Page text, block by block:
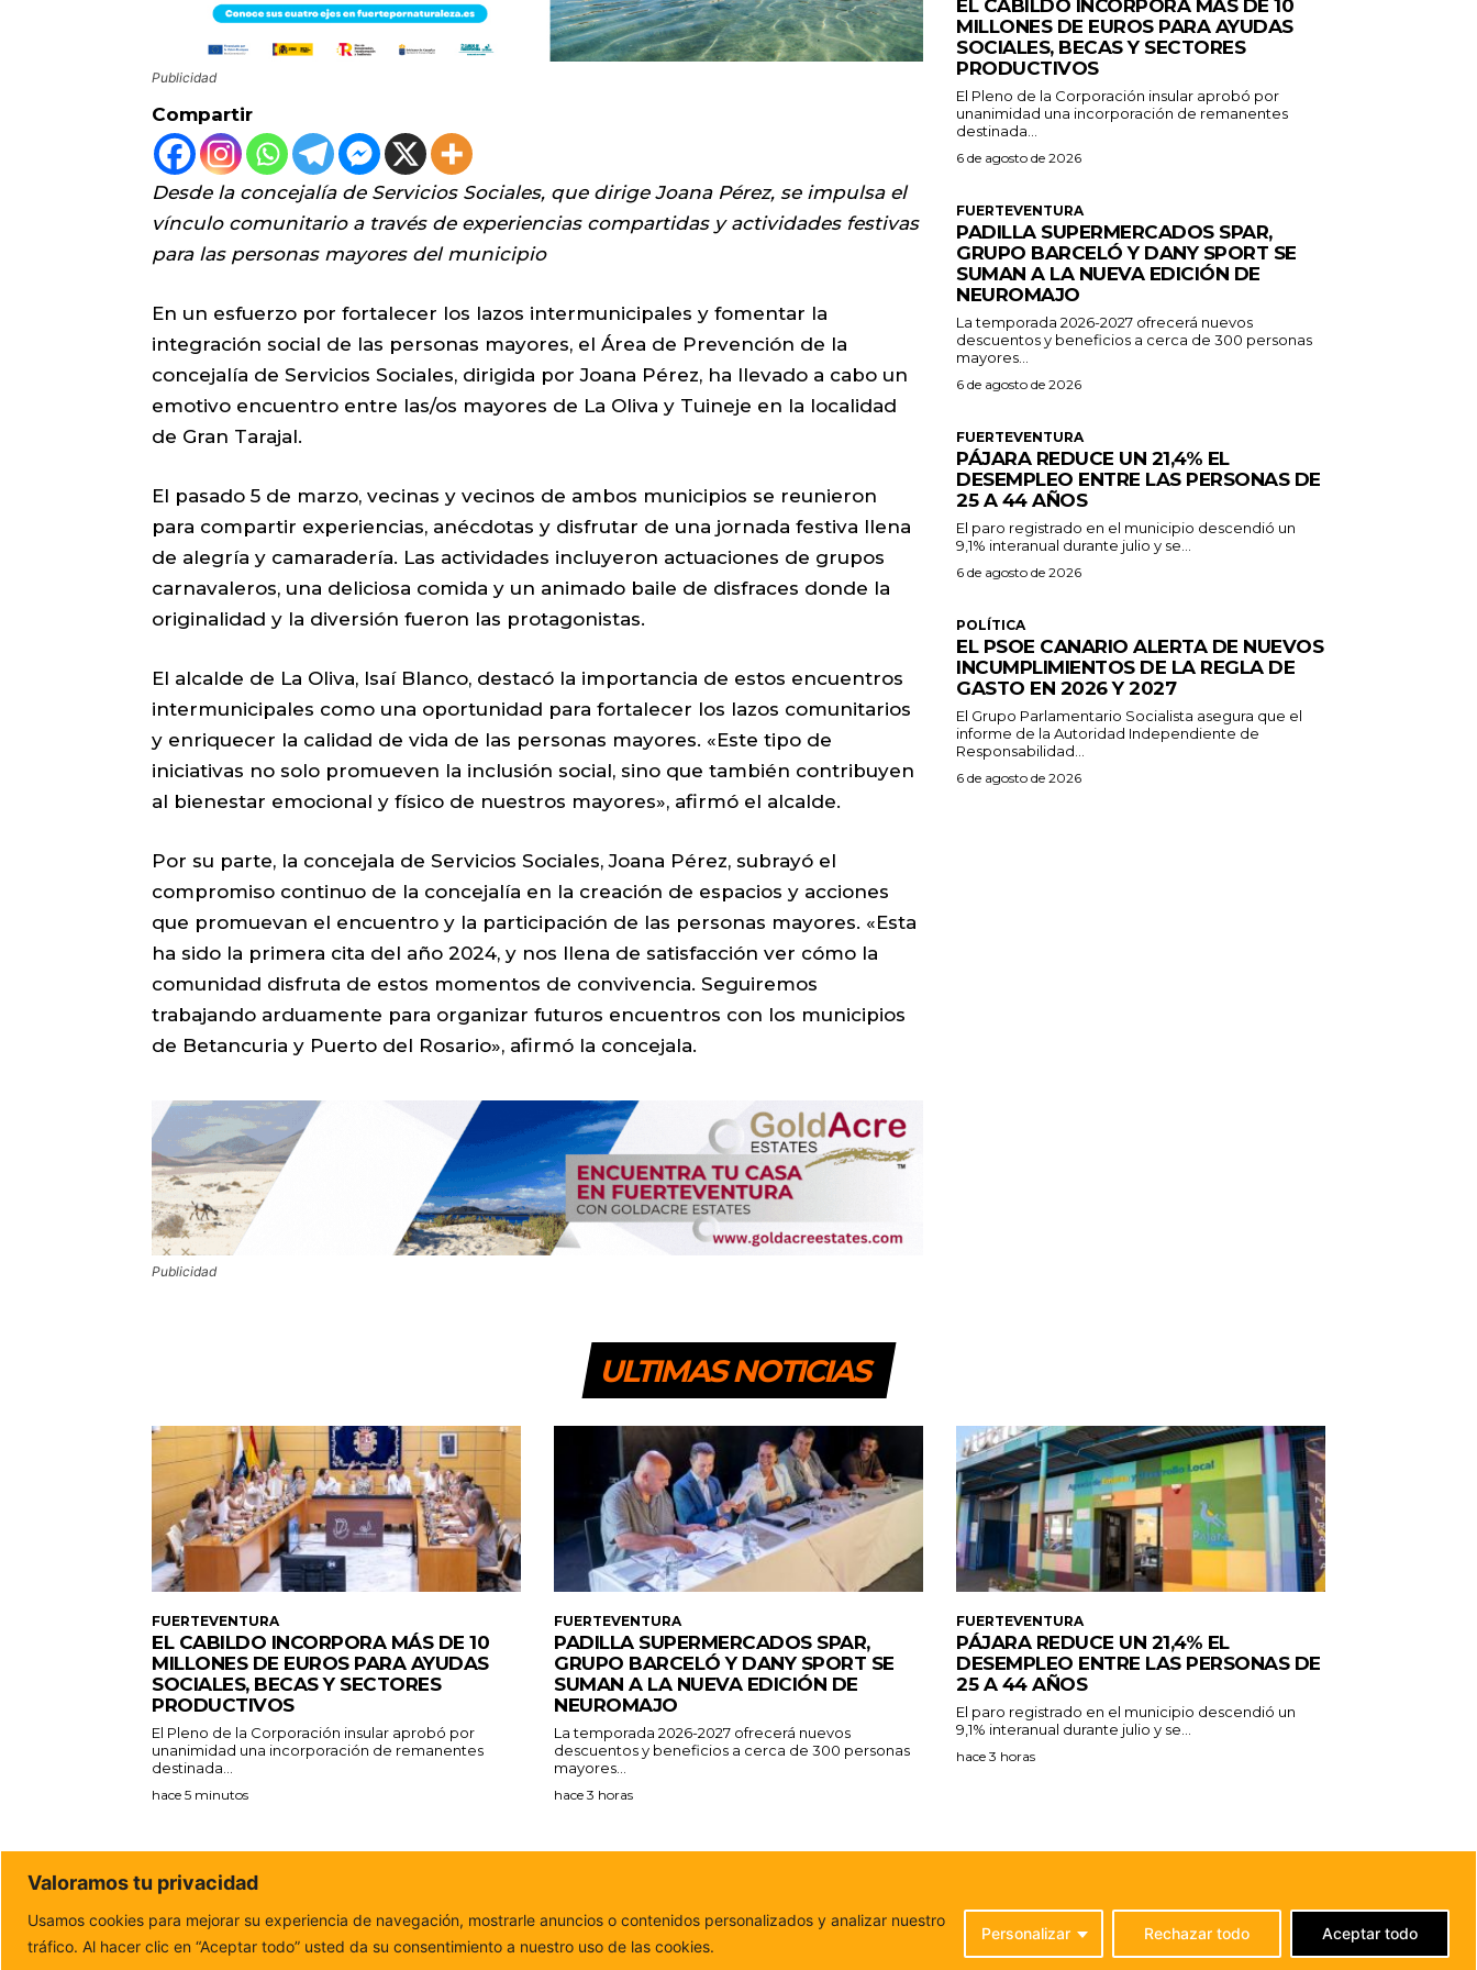
Publicidad
Compartir
Desde la concejalía de Servicios Sociales, que dirige Joana Pérez, se impulsa el
vínculo comunitario a través de experiencias compartidas y actividades festivas
para las personas mayores del municipio
En un esfuerzo por fortalecer los lazos intermunicipales y fomentar la
integración social de las personas mayores, el Área de Prevención de la
concejalía de Servicios Sociales, dirigida por Joana Pérez, ha llevado a cabo un
emotivo encuentro entre las/os mayores de La Oliva y Tuineje en la localidad
de Gran Tarajal.
El pasado 5 de marzo, vecinas y vecinos de ambos municipios se reunieron
para compartir experiencias, anécdotas y disfrutar de una jornada festiva llena
de alegría y camaradería. Las actividades incluyeron actuaciones de grupos
carnavaleros, una deliciosa comida y un animado baile de disfraces donde la
originalidad y la diversión fueron las protagonistas.
El alcalde de La Oliva, Isaí Blanco, destacó la importancia de estos encuentros
intermunicipales como una oportunidad para fortalecer los lazos comunitarios
y enriquecer la calidad de vida de las personas mayores. «Este tipo de
iniciativas no solo promueven la inclusión social, sino que también contribuyen
al bienestar emocional y físico de nuestros mayores», afirmó el alcalde.
Por su parte, la concejala de Servicios Sociales, Joana Pérez, subrayó el
compromiso continuo de la concejalía en la creación de espacios y acciones
que promuevan el encuentro y la participación de las personas mayores. «Esta
ha sido la primera cita del año 2024, y nos llena de satisfacción ver cómo la
comunidad disfruta de estos momentos de convivencia. Seguiremos
trabajando arduamente para organizar futuros encuentros con los municipios
de Betancuria y Puerto del Rosario», afirmó la concejala.
Publicidad
EL CABILDO INCORPORA MÁS DE 10
MILLONES DE EUROS PARA AYUDAS
SOCIALES, BECAS Y SECTORES
PRODUCTIVOS
El Pleno de la Corporación insular aprobó por
unanimidad una incorporación de remanentes
destinada...
6 de agosto de 2026
FUERTEVENTURA
PADILLA SUPERMERCADOS SPAR,
GRUPO BARCELÓ Y DANY SPORT SE
SUMAN A LA NUEVA EDICIÓN DE
NEUROMAJO
La temporada 2026-2027 ofrecerá nuevos
descuentos y beneficios a cerca de 300 personas
mayores...
6 de agosto de 2026
FUERTEVENTURA
PÁJARA REDUCE UN 21,4% EL
DESEMPLEO ENTRE LAS PERSONAS DE
25 A 44 AÑOS
El paro registrado en el municipio descendió un
9,1% interanual durante julio y se...
6 de agosto de 2026
POLÍTICA
EL PSOE CANARIO ALERTA DE NUEVOS
INCUMPLIMIENTOS DE LA REGLA DE
GASTO EN 2026 Y 2027
El Grupo Parlamentario Socialista asegura que el
informe de la Autoridad Independiente de
Responsabilidad...
6 de agosto de 2026
ULTIMAS NOTICIAS
FUERTEVENTURA
EL CABILDO INCORPORA MÁS DE 10
MILLONES DE EUROS PARA AYUDAS
SOCIALES, BECAS Y SECTORES
PRODUCTIVOS
El Pleno de la Corporación insular aprobó por
unanimidad una incorporación de remanentes
destinada...
hace 5 minutos
FUERTEVENTURA
PADILLA SUPERMERCADOS SPAR,
GRUPO BARCELÓ Y DANY SPORT SE
SUMAN A LA NUEVA EDICIÓN DE
NEUROMAJO
La temporada 2026-2027 ofrecerá nuevos
descuentos y beneficios a cerca de 300 personas
mayores...
hace 3 horas
FUERTEVENTURA
PÁJARA REDUCE UN 21,4% EL
DESEMPLEO ENTRE LAS PERSONAS DE
25 A 44 AÑOS
El paro registrado en el municipio descendió un
9,1% interanual durante julio y se...
hace 3 horas